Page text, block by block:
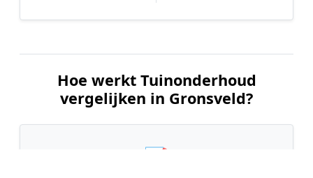
Hoe werkt Tuinonderhoud
vergelijken in Gronsveld?
📝